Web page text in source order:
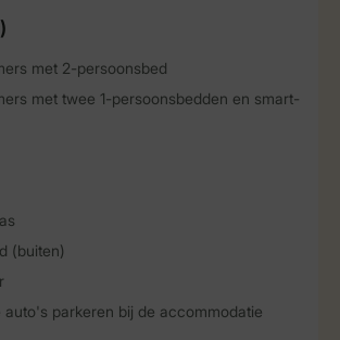
met 2-persoonsbed
met twee 1-persoonsbedden en smart-
(buiten)
auto's parkeren bij de accommodatie